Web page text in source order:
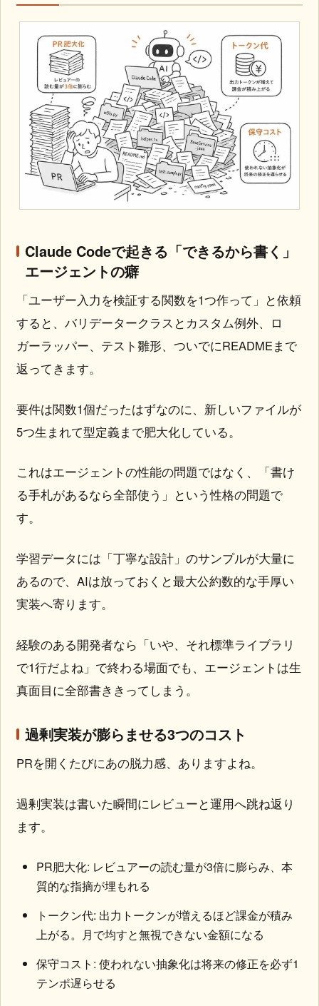
Claude Codeで起きる「できるから書く」
エージェントの癖
「ユーザー入力を検証する関数を1つ作って」と依頼
すると、バリデータークラスとカスタム例外、ロ
ガーラッパー、テスト雛形、ついでにREADMEまで
返ってきます。
要件は関数1個だったはずなのに、新しいファイルが
5つ生まれて型定義まで肥大化している。
これはエージェントの性能の問題ではなく、「書け
る手札があるなら全部使う」という性格の問題で
す。
学習データには「丁寧な設計」のサンプルが大量に
あるので、AIは放っておくと最大公約数的な手厚い
実装へ寄ります。
経験のある開発者なら「いや、それ標準ライブラリ
で1行だよね」で終わる場面でも、エージェントは生
真面目に全部書ききってしまう。
過剰実装が膨らませる3つのコスト
PRを開くたびにあの脱力感、ありますよね。
過剰実装は書いた瞬間にレビューと運用へ跳ね返り
ます。
PR肥大化: レビュアーの読む量が3倍に膨らみ、本
質的な指摘が埋もれる
トークン代: 出力トークンが増えるほど課金が積み
上がる。月で均すと無視できない金額になる
保守コスト: 使われない抽象化は将来の修正を必ず1
テンポ遅らせる